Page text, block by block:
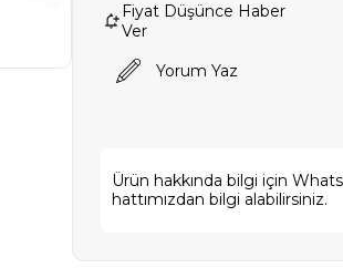
Fiyat Düşünce Haber
Ver
Yorum Yaz
Ürün hakkında bilgi için
hattımızdan bilgi alabilirsiniz.